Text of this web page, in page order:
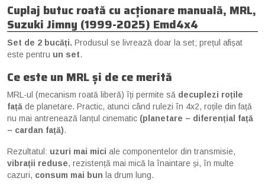
Cuplaj butuc roată cu acționare manuală, MRL,
Suzuki Jimny (1999-2025) Emd4x4
Set de 2 bucăți. Produsul se livrează doar la set; prețul afișat
este pentru un set.
Ce este un MRL și de ce merită
MRL-ul (mecanism roată liberă) îți permite să decuplezi roțile
față de planetare. Practic, atunci când rulezi în 4x2, roțile din față
nu mai antrenează lanțul cinematic (planetare – diferențial față
– cardan față).
Rezultatul: uzuri mai mici ale componentelor din transmisie,
vibrații reduse, rezistență mai mică la înaintare și, în multe
cazuri, consum mai bun la drum lung.